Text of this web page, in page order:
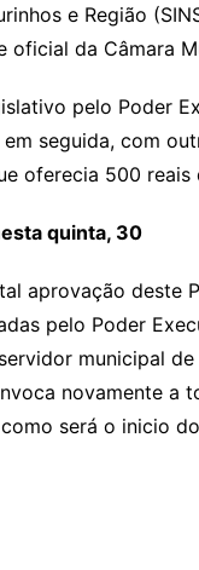
e Região
da Câmara
pelo Poder
seguida, com
oferecia 500
quinta, 30
deste
pelo Poder
municipal
novamente a
será o inicio